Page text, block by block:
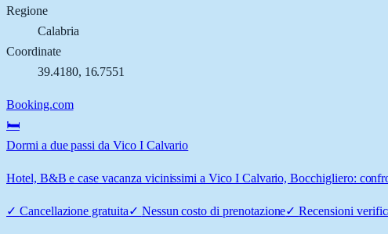
Regione
Calabria
Coordinate
39.4180, 16.7551
Booking.com
🛏️
Dormi a due passi da Vico I Calvario
Hotel, B&B e case vacanza vicinissimi a Vico I Calvario, Bocchigliero:
✓ Cancellazione gratuita✓ Nessun costo di prenotazione✓Recensioni